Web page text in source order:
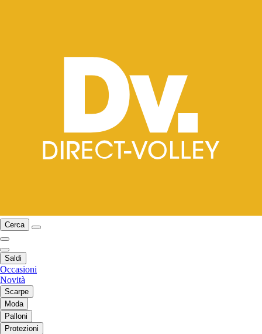
Cerca
Saldi
Occasioni
Novità
Scarpe
Moda
Palloni
Protezioni